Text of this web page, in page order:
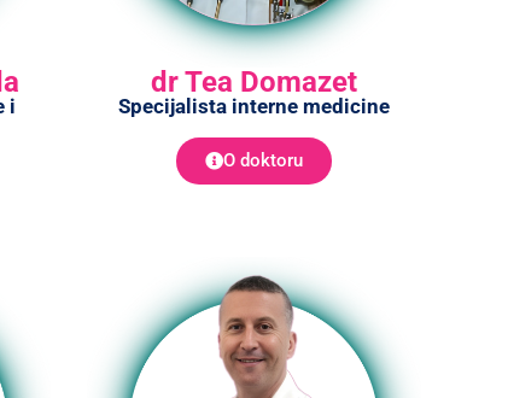
i
dr Tea Domazet
Specijalista interne medicine
O doktoru